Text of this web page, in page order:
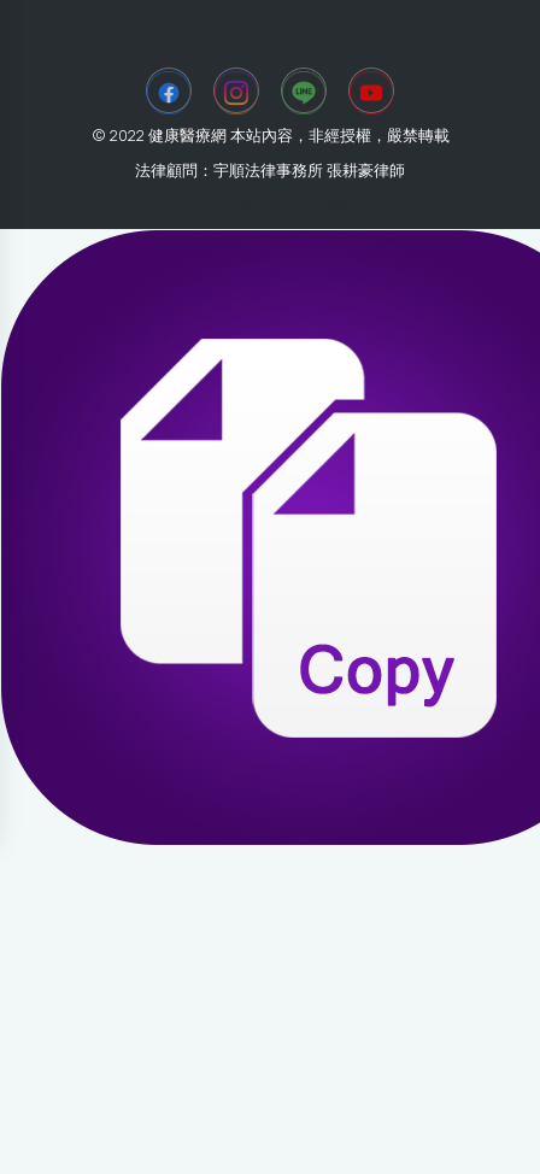
© 2022 健康醫療網 本站內容，非經授權，嚴禁轉載
法律顧問：宇順法律事務所 張耕豪律師